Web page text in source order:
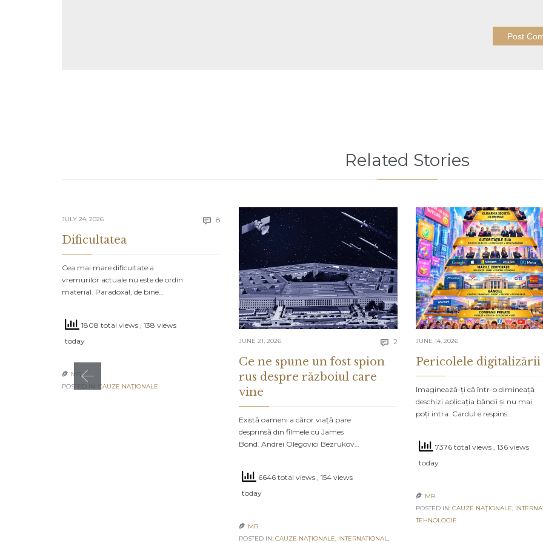
Related Stories
JULY 24, 2026  8 Comments
Dificultatea
Cea mai mare dificultate a
vremurilor actuale nu este de ordin
material. Paradoxal, de bine…
1808 total views , 138 views
today
 MR
POSTED IN: CAUZE NAŢIONALE
JUNE 21, 2026  2 Comments
Ce ne spune un fost spion
rus despre războiul care
vine
Există oameni a căror viață pare
desprinsă din filmele cu James
Bond. Andrei Olegovici Bezrukov…
6646 total views , 154 views
today
 MR
POSTED IN: CAUZE NAŢIONALE, INTERNATIONAL,
JUNE 14, 2026
Pericolele digitalizării
Imaginează-ți că într-o dimineață
deschizi aplicația băncii și nu mai
poți intra. Cardul e respins…
7376 total views , 136 views
today
 MR
POSTED IN: CAUZE NAŢIONALE,
TEHNOLOGIE